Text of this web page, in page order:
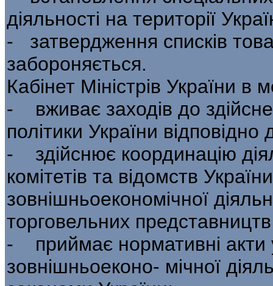
діяль­ності на території
- затвердження списків
забороняється.
Кабінет Міністрів України
- вживає заходів до
політики України відповідно
- здійснює координацію
коміте­тів та відомств
зовнішньоекономічної
торговельних
- приймає нормативні акти
зовнішньоеконо- мічної